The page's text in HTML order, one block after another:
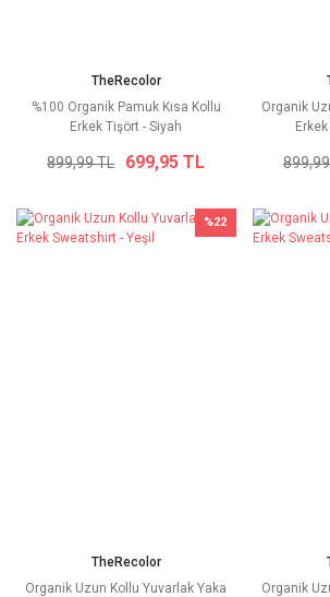
TheRecolor
%100 Organik Pamuk Kısa Kollu
Erkek Tişört - Siyah
899,99 TL 699,95 TL
Organik
%22
TheRecolor
Organik Uzun Kollu Yuvarlak Yaka
Organik